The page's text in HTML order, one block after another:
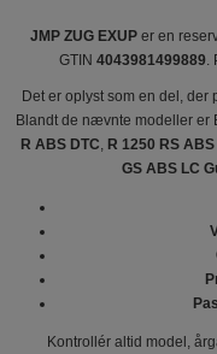
JMP ZUG EXUPer en
GTIN 4043981499889
Det er oplyst som en del, der
Blandt de nævnte modeller er
R ABS DTC R 1250 RS ABS
GS ABS LC
Kontrollér altid model,